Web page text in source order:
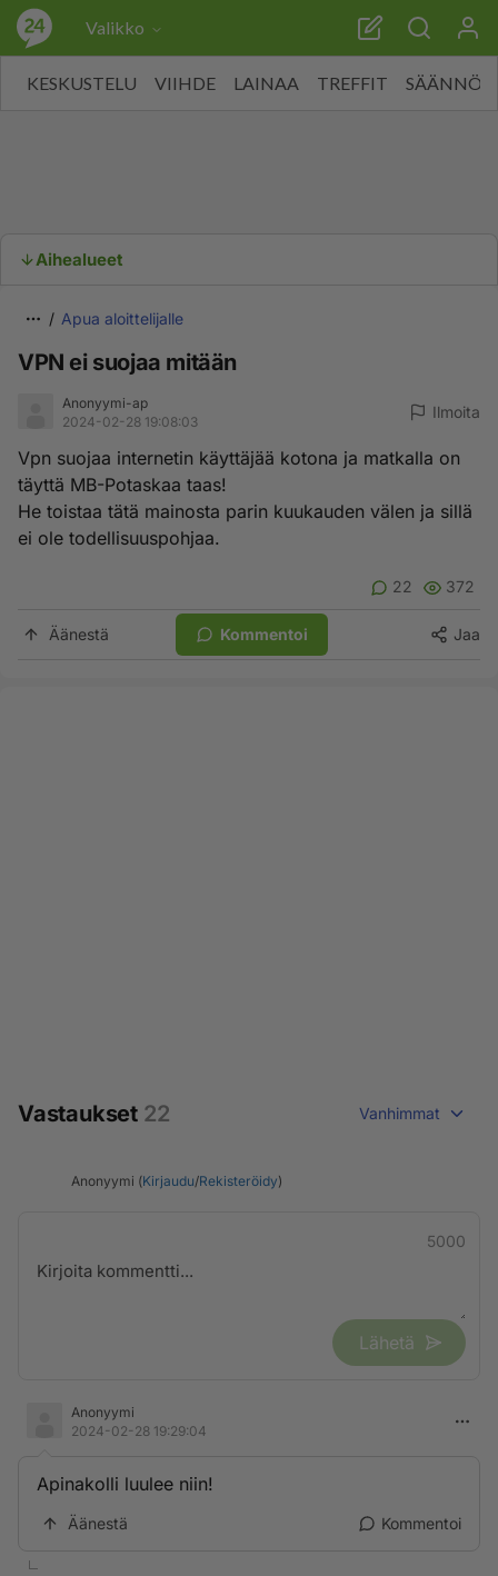
Valikko
KESKUSTELU VIIHDE LAINAA TREFFIT SÄÄNNÖT
Aihealueet
Apua aloittelijalle
VPN ei suojaa mitään
Anonyymi-ap
2024-02-28 19:08:03
Ilmoita
Vpn suojaa internetin käyttäjää kotona ja matkalla on
täyttä MB-Potaskaa taas!
He toistaa tätä mainosta parin kuukauden välen ja sillä
ei ole todellisuuspohjaa.
22 372
Äänestä Kommentoi Jaa
Vastaukset 22 Vanhimmat
Anonyymi (Kirjaudu/Rekisteröidy)
5000
Lähetä
Anonyymi
2024-02-28 19:29:04
Apinakolli luulee niin!
Äänestä Kommentoi